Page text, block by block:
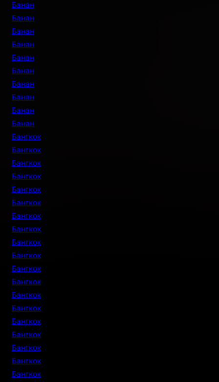
Банан
Банан
Банан
Банан
Банан
Банан
Банан
Банан
Банан
Банан
Бангкок
Бангкок
Бангкок
Бангкок
Бангкок
Бангкок
Бангкок
Бангкок
Бангкок
Бангкок
Бангкок
Бангкок
Бангкок
Бангкок
Бангкок
Бангкок
Бангкок
Бангкок
Бангкок